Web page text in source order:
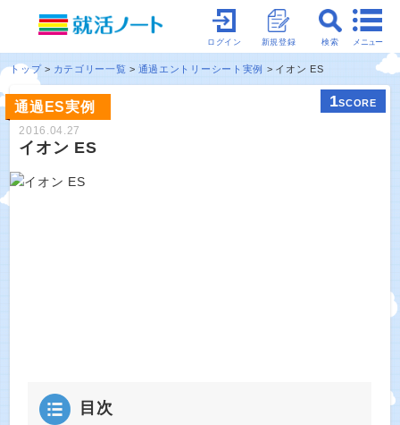
メニュー
検索
新規登録
ログイン
トップ カテゴリー一覧 通過エントリーシート実例 イオン ES
通過ES実例 1SCORE
2016.04.27
イオン ES
目次